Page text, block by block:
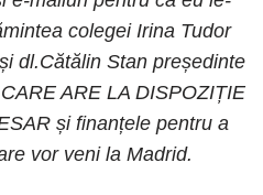
colegei Irina Tudor
dl.Cătălin Stan președinte
ARE LA DISPOZIȚIE
și finanțele pentru a
vor veni la Madrid.